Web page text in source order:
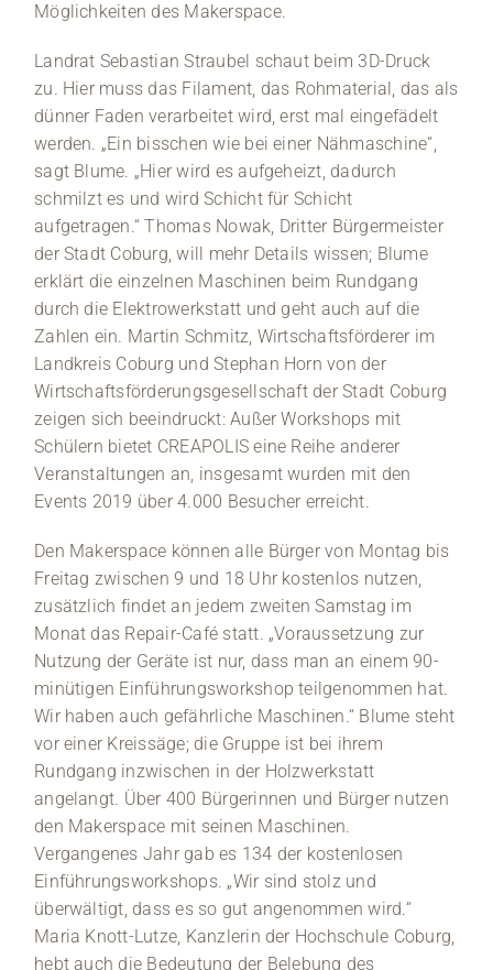
Möglichkeiten des Makerspace.
Landrat Sebastian Straubel schaut beim 3D-Druck
zu. Hier muss das Filament, das Rohmaterial, das als
dünner Faden verarbeitet wird, erst mal eingefädelt
werden. „Ein bisschen wie bei einer Nähmaschine“,
sagt Blume. „Hier wird es aufgeheizt, dadurch
schmilzt es und wird Schicht für Schicht
aufgetragen.“ Thomas Nowak, Dritter Bürgermeister
der Stadt Coburg, will mehr Details wissen; Blume
erklärt die einzelnen Maschinen beim Rundgang
durch die Elektrowerkstatt und geht auch auf die
Zahlen ein. Martin Schmitz, Wirtschaftsförderer im
Landkreis Coburg und Stephan Horn von der
Wirtschaftsförderungsgesellschaft der Stadt Coburg
zeigen sich beeindruckt: Außer Workshops mit
Schülern bietet CREAPOLIS eine Reihe anderer
Veranstaltungen an, insgesamt wurden mit den
Events 2019 über 4.000 Besucher erreicht.
Den Makerspace können alle Bürger von Montag bis
Freitag zwischen 9 und 18 Uhr kostenlos nutzen,
zusätzlich findet an jedem zweiten Samstag im
Monat das Repair-Café statt. „Voraussetzung zur
Nutzung der Geräte ist nur, dass man an einem 90-
minütigen Einführungsworkshop teilgenommen hat.
Wir haben auch gefährliche Maschinen.“ Blume steht
vor einer Kreissäge; die Gruppe ist bei ihrem
Rundgang inzwischen in der Holzwerkstatt
angelangt. Über 400 Bürgerinnen und Bürger nutzen
den Makerspace mit seinen Maschinen.
Vergangenes Jahr gab es 134 der kostenlosen
Einführungsworkshops. „Wir sind stolz und
überwältigt, dass es so gut angenommen wird.“
Maria Knott-Lutze, Kanzlerin der Hochschule Coburg,
hebt auch die Bedeutung der Belebung des